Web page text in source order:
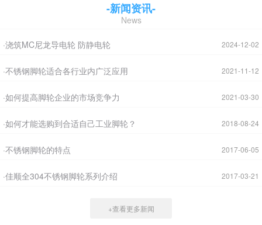
-新闻资讯-
News
2024-12-02
·浇筑MC尼龙导电轮 防静电轮
2021-11-12
·不锈钢脚轮适合各行业内广泛应用
2021-03-30
·如何提高脚轮企业的市场竞争力
2018-08-24
·如何才能选购到合适自己工业脚轮？
2017-06-05
·不锈钢脚轮的特点
2017-03-21
·佳顺全304不锈钢脚轮系列介绍
+查看更多新闻